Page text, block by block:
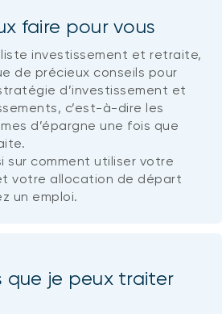
faire pour vous
investissement et retraite,
de précieux conseils pour
d’investissement et
c’est-à-dire les
d’épargne une fois que
sur comment utiliser votre
votre allocation de départ
un emploi.
que je peux traiter